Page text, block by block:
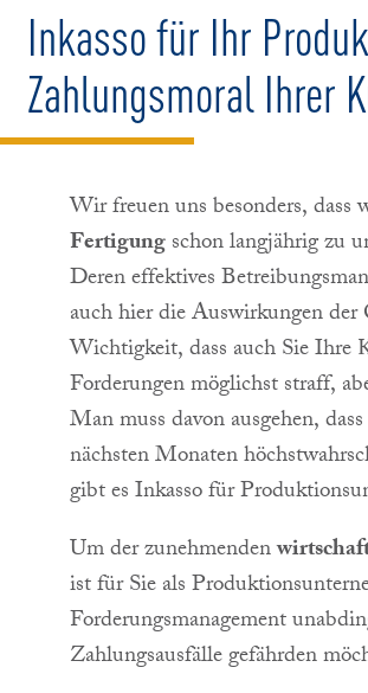
Inkasso für Ihr
Zahlungsmoral Ihrer
Wir freuen uns besonders, dass
Fertigungschon langjährig zu
Deren effektives
auch hier die Auswirkungen
Wichtigkeit, dass auch Sie Ihre
Forderungen möglichst straff,
Man muss davon ausgehen,
nächsten Monaten
gibt es Inkasso für
Um der zunehmenden
ist für Sie als
Forderungsmanagement
Zahlungsausfälle gefährden